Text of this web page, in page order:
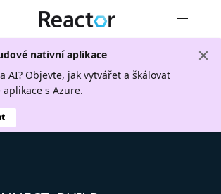
nativní aplikace
AI? Objevte, jak vytvářet a škálovat
s Azure.